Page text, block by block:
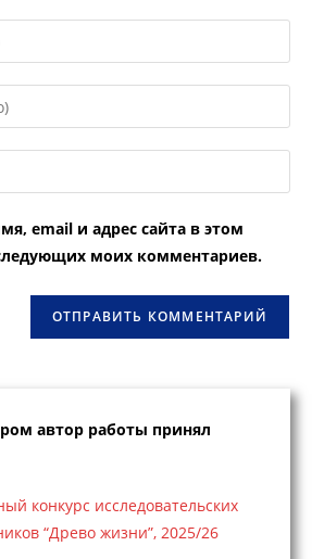
email и адрес сайта в этом
моих комментариев.
автор работы принял
конкурс исследовательских
“Древо жизни”, 2025/26